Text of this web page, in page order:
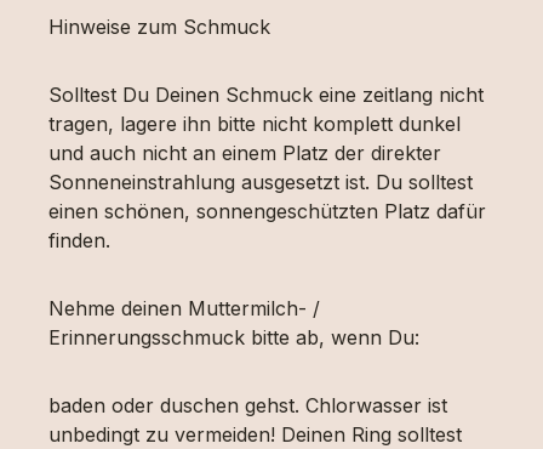
Hinweise zum Schmuck
Solltest Du Deinen Schmuck eine zeitlang nicht
tragen, lagere ihn bitte nicht komplett dunkel
und auch nicht an einem Platz der direkter
Sonneneinstrahlung ausgesetzt ist. Du solltest
einen schönen, sonnengeschützten Platz dafür
finden.
Nehme deinen Muttermilch- /
Erinnerungsschmuck bitte ab, wenn Du:
baden oder duschen gehst. Chlorwasser ist
unbedingt zu vermeiden! Deinen Ring solltest